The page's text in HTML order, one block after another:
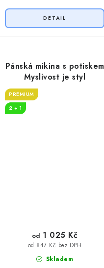
Pánská mikina s potiskem
Myslivost je styl
PREMIUM
2 + 1
Skladem
od 847 Kč bez DPH
od 1 025 Kč